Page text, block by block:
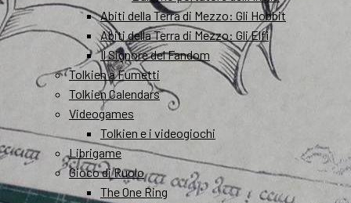
Abiti della Terra di Mezzo: Gli Hobbit
Abiti della Terra di Mezzo: Gli Elfi
Il Signore del Fandom
Tolkien a Fumetti
Tolkien Calendars
Videogames
Tolkien e i videogiochi
Librigame
Gioco di Ruolo
The One Ring